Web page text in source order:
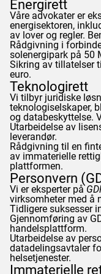
Energirett
Våre advokater er
energisektoren,
av lover og regler.
Rådgivning i
solenergipark på 50
Sikring av tillatelser
euro.
Teknologirett
Vi tilbyr juridiske
teknologiselskaper,
og databeskyttelse.
Utarbeidelse av
leverandør.
Rådgivning til en
av immaterielle
plattformen.
Personvern (
Vi er eksperter på
virksomheter med å
Tidligere suksesser
Gjennomføring av
handelsplattform.
Utarbeidelse av
datadelingsavtaler
helsetjenester.
Immaterielle